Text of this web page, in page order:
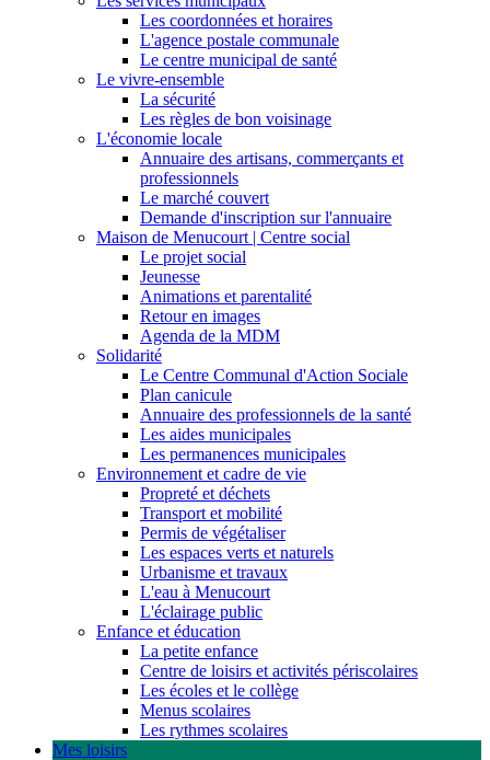
Les coordonnées et horaires
L'agence postale communale
Le centre municipal de santé
Le vivre-ensemble
La sécurité
Les règles de bon voisinage
L'économie locale
Annuaire des artisans, commerçants et
professionnels
Le marché couvert
Demande d'inscription sur l'annuaire
Maison de Menucourt | Centre social
Le projet social
Jeunesse
Animations et parentalité
Retour en images
Agenda de la MDM
Solidarité
Le Centre Communal d'Action Sociale
Plan canicule
Annuaire des professionnels de la santé
Les aides municipales
Les permanences municipales
Environnement et cadre de vie
Propreté et déchets
Transport et mobilité
Permis de végétaliser
Les espaces verts et naturels
Urbanisme et travaux
L'eau à Menucourt
L'éclairage public
Enfance et éducation
La petite enfance
Centre de loisirs et activités périscolaires
Les écoles et le collège
Menus scolaires
Les rythmes scolaires
Mes loisirs